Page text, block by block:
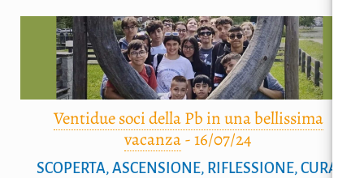
Ventidue soci della Pb in una bellissima
vacanza-16/07/24
SCOPERTA, ASCENSIONE, RIFLESSIONE, CURA